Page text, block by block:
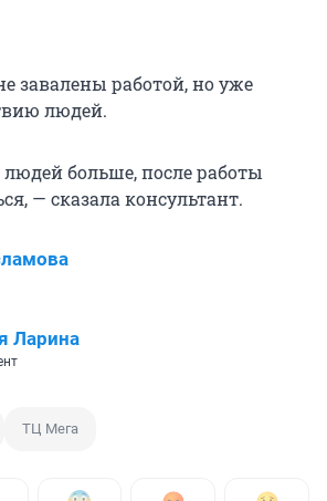
завалены работой, но уже
людей.
больше, после работы
— сказала консультант.
Ларина
ТЦ Мега